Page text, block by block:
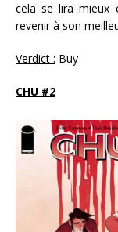
cela se lira mieux
revenir à son
Verdict : Buy
CHU #2